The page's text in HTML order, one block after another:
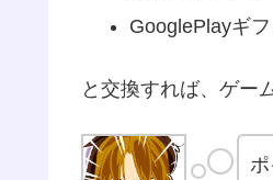
GooglePlayギ
と交換すれば、ゲー